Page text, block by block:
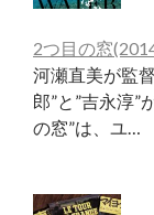
2つ目の窓
河瀬直美が監
郎”と”吉永淳”
の窓”は、ユ…